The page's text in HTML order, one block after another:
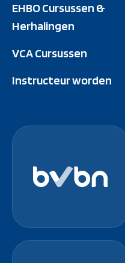
EHBO Cursussen &
Herhalingen
VCA Cursussen
Instructeur worden